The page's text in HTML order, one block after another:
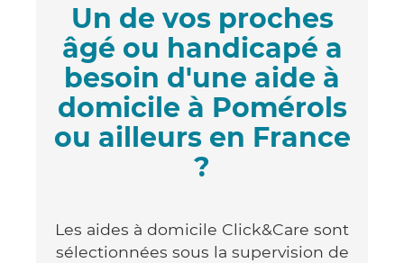
Un de vos proches
âgé ou handicapé a
besoin d'une aide à
domicile à Pomérols
ou ailleurs en France
?
Les aides à domicile Click&Care sont
sélectionnées sous la supervision de